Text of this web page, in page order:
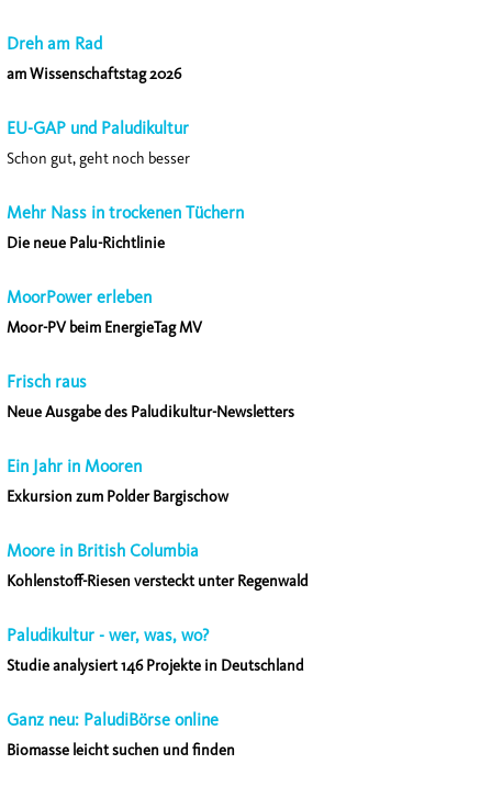
Dreh am Rad
am Wissenschaftstag 2026
EU-GAP und Paludikultur
Schon gut, geht noch besser
Mehr Nass in trockenen Tüchern
Die neue Palu-Richtlinie
MoorPower erleben
Moor-PV beim EnergieTag MV
Frisch raus
Neue Ausgabe des Paludikultur-Newsletters
Ein Jahr in Mooren
Exkursion zum Polder Bargischow
Moore in British Columbia
Kohlenstoff-Riesen versteckt unter Regenwald
Paludikultur - wer, was, wo?
Studie analysiert 146 Projekte in Deutschland
Ganz neu: PaludiBörse online
Biomasse leicht suchen und finden